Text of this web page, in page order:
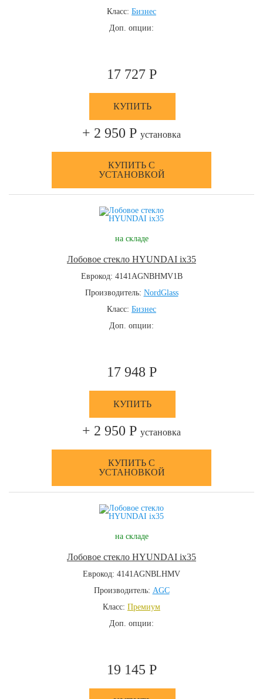
Класс: Бизнес
Доп. опции:
17 727 Р
КУПИТЬ
+ 2 950 Р установка
КУПИТЬ С
УСТАНОВКОЙ
на складе
Лобовое стекло HYUNDAI ix35
Еврокод: 4141AGNBHMV1B
Производитель: NordGlass
Класс: Бизнес
Доп. опции:
17 948 Р
КУПИТЬ
+ 2 950 Р установка
КУПИТЬ С
УСТАНОВКОЙ
на складе
Лобовое стекло HYUNDAI ix35
Еврокод: 4141AGNBLHMV
Производитель: AGC
Класс: Премиум
Доп. опции:
19 145 Р